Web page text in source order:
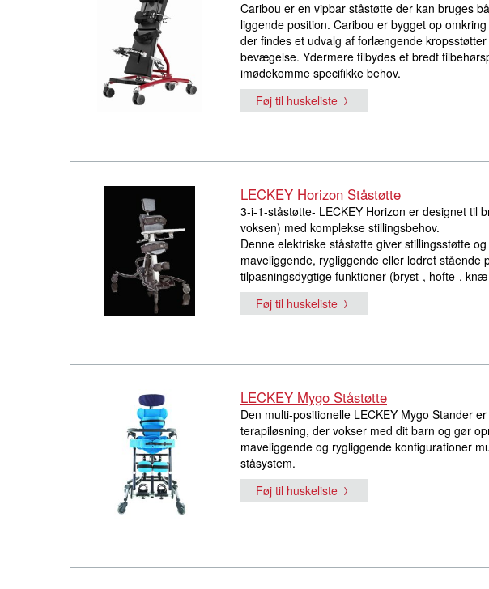
Caribou er en vipbar ståstøtte der kan bruges
liggende position. Caribou er bygget op
der findes et udvalg af forlængende
bevægelse. Ydermere tilbydes et bredt
imødekomme specifikke behov.
Føj til huskeliste
LECKEY Horizon Ståstøtte
3-i-1-ståstøtte- LECKEY Horizon er designet til
voksen) med komplekse stillingsbehov.
Denne elektriske ståstøtte giver stillingsstøtte
maveliggende, rygliggende eller lodret stående
tilpasningsdygtige funktioner (bryst-, hofte-,
Føj til huskeliste
LECKEY Mygo Ståstøtte
Den multi-positionelle LECKEY Mygo Stander
terapiløsning, der vokser med dit barn og gør
maveliggende og rygliggende konfigurationer
ståsystem.
Føj til huskeliste